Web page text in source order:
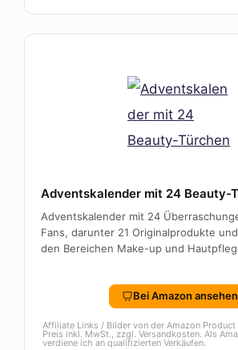
Adventskalender mit 24 Beauty-
Adventskalender mit 24
Fans, darunter 21 Originalprodukte
den Bereichen Make-up und
Bei Amazon ansehen
Affiliate Links / Bilder von der Amazon Product
Preis inkl. MwSt., zzgl. Versandkosten. Als
verdiene ich an qualifizierten Verkäufen.